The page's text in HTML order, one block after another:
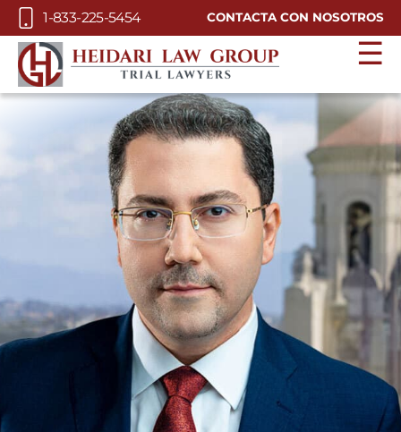
Skip to Main Content
1-833-225-5454 CONTACTA CON NOSOTROS
☰